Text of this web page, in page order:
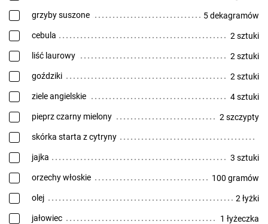
grzyby suszone 5 dekagramów
cebula 2 sztuki
liść laurowy 2 sztuki
goździki 2 sztuki
ziele angielskie 4 sztuki
pieprz czarny mielony 2 szczypty
skórka starta z cytryny
jajka 3 sztuki
orzechy włoskie 100 gramów
olej 2 łyżki
jałowiec 1 łyżeczka